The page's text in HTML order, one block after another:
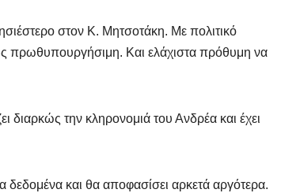
στον Κ. Μητσοτάκη. Με πολιτικό
πρωθυπουργήσιμη. Και ελάχιστα πρόθυμη να
διαρκώς την κληρονομιά του Ανδρέα και έχει
και θα αποφασίσει αρκετά αργότερα.